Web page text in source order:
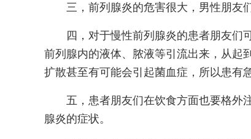
三，前列腺炎的危害很大，男性朋友
四，对于慢性前列腺炎的患者朋友们
前列腺内的液体、脓液等引流出来，从起
扩散甚至有可能会引起菌血症，所以患有
五，患者朋友们在饮食方面也要格外
腺炎的症状。